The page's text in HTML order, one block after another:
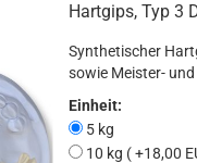
Hartgips, Typ 3
Synthetischer
sowie Meister-
Einheit:
5 kg
10 kg ( +18,00